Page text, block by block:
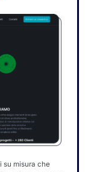
su misura che